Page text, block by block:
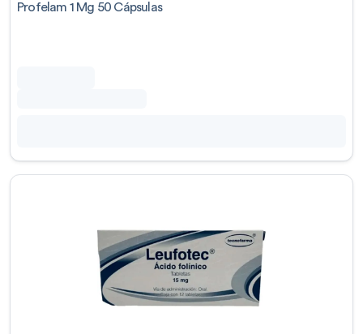
Profelam 1 Mg 50 Cápsulas